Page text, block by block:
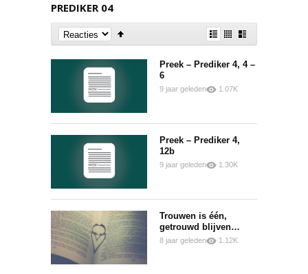
PREDIKER 04
Preek – Prediker 4, 4 –
6
9 jaar geleden
1.07K
Preek – Prediker 4,
12b
9 jaar geleden
1.30K
Trouwen is één,
getrouwd blijven…
8 jaar geleden
1.12K